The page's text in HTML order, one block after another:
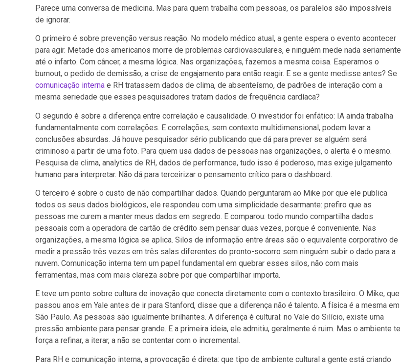
Parece uma conversa de medicina. Mas para quem trabalha com pessoas, os paralelos são impossíveis
de ignorar.
O primeiro é sobre prevenção versus reação. No modelo médico atual, a gente espera o evento acontecer
para agir. Metade dos americanos morre de problemas cardiovasculares, e ninguém mede nada seriamente
até o infarto. Com câncer, a mesma lógica. Nas organizações, fazemos a mesma coisa. Esperamos o
burnout, o pedido de demissão, a crise de engajamento para então reagir. E se a gente medisse antes? Se
comunicação interna e RH tratassem dados de clima, de absenteísmo, de padrões de interação com a
mesma seriedade que esses pesquisadores tratam dados de frequência cardíaca?
O segundo é sobre a diferença entre correlação e causalidade. O investidor foi enfático: IA ainda trabalha
fundamentalmente com correlações. E correlações, sem contexto multidimensional, podem levar a
conclusões absurdas. Já houve pesquisador sério publicando que dá para prever se alguém será
criminoso a partir de uma foto. Para quem usa dados de pessoas nas organizações, o alerta é o mesmo.
Pesquisa de clima, analytics de RH, dados de performance, tudo isso é poderoso, mas exige julgamento
humano para interpretar. Não dá para terceirizar o pensamento crítico para o dashboard.
O terceiro é sobre o custo de não compartilhar dados. Quando perguntaram ao Mike por que ele publica
todos os seus dados biológicos, ele respondeu com uma simplicidade desarmante: prefiro que as
pessoas me curem a manter meus dados em segredo. E comparou: todo mundo compartilha dados
pessoais com a operadora de cartão de crédito sem pensar duas vezes, porque é conveniente. Nas
organizações, a mesma lógica se aplica. Silos de informação entre áreas são o equivalente corporativo de
medir a pressão três vezes em três salas diferentes do pronto-socorro sem ninguém subir o dado para a
nuvem. Comunicação interna tem um papel fundamental em quebrar esses silos, não com mais
ferramentas, mas com mais clareza sobre por que compartilhar importa.
E teve um ponto sobre cultura de inovação que conecta diretamente com o contexto brasileiro. O Mike, que
passou anos em Yale antes de ir para Stanford, disse que a diferença não é talento. A física é a mesma em
São Paulo. As pessoas são igualmente brilhantes. A diferença é cultural: no Vale do Silício, existe uma
pressão ambiente para pensar grande. E a primeira ideia, ele admitiu, geralmente é ruim. Mas o ambiente te
força a refinar, a iterar, a não se contentar com o incremental.
Para RH e comunicação interna, a provocação é direta: que tipo de ambiente cultural a gente está criando